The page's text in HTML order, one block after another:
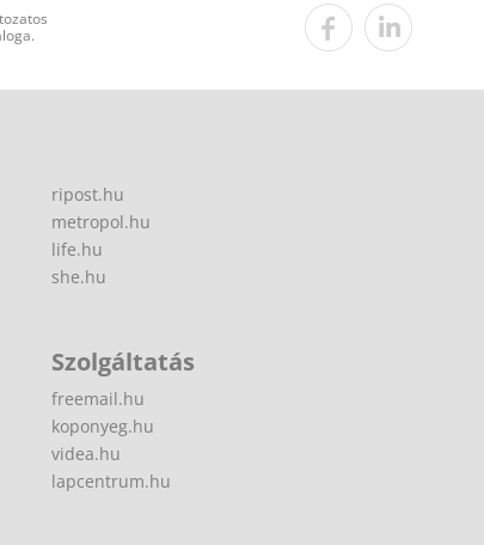
ripost.hu
metropol.hu
life.hu
she.hu
Szolgáltatás
freemail.hu
koponyeg.hu
videa.hu
lapcentrum.hu